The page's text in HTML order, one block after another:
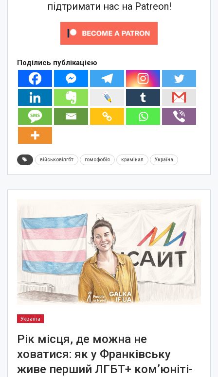
підтримати нас на Patreon!
Поділись публікацією
військовілгбт гомофобія кримінал Україна
Україна
Рік місця, де можна не
ховатися: як у Франківську
живе перший ЛГБТ+ ком’юніті-